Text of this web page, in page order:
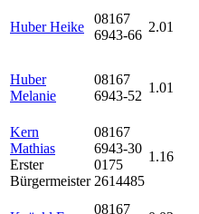
Huber Heike
08167
6943-66
2.01
Huber
Melanie
08167
6943-52
1.01
Kern
Mathias
Erster
Bürgermeister
08167
6943-30
0175
2614485
1.16
08167